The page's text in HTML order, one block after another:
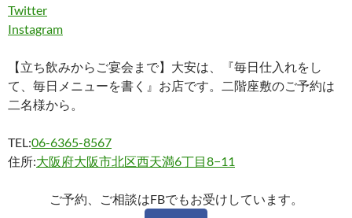
Twitter
Instagram
【立ち飲みからご宴会まで】大安は、『毎日仕入れをし
て、毎日メニューを書く』お店です。二階座敷のご予約は
二名様から。
TEL:06-6365-8567
住所:大阪府大阪市北区西天満6丁目8−11
ご予約、ご相談はFBでもお受けしています。